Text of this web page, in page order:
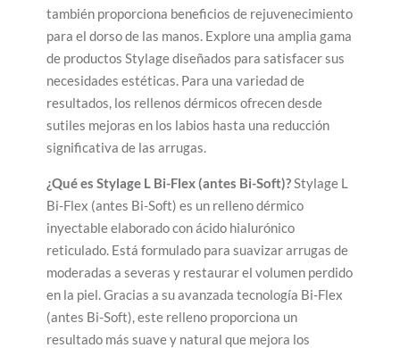
también proporciona beneficios de rejuvenecimiento
para el dorso de las manos. Explore una amplia gama
de productos Stylage diseñados para satisfacer sus
necesidades estéticas. Para una variedad de
resultados, los rellenos dérmicos ofrecen desde
sutiles mejoras en los labios hasta una reducción
significativa de las arrugas.
¿Qué es Stylage L Bi-Flex (antes Bi-Soft)?Stylage L
Bi-Flex (antes Bi-Soft) es un relleno dérmico
inyectable elaborado con ácido hialurónico
reticulado. Está formulado para suavizar arrugas de
moderadas a severas y restaurar el volumen perdido
en la piel. Gracias a su avanzada tecnología Bi-Flex
(antes Bi-Soft), este relleno proporciona un
resultado más suave y natural que mejora los